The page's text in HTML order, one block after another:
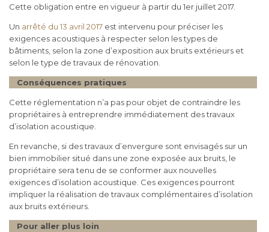
Cette obligation entre en vigueur à partir du 1er juillet 2017.
Un ​ arrêté du 13 avril 2017 est intervenu pour préciser les
exigences acoustiques à respecter selon les types de
bâtiments, selon la zone d’exposition aux bruits extérieurs et
selon le type de travaux de rénovation.
Conséquences pratiques
Cette réglementation n’a pas pour objet de contraindre les
propriétaires à entreprendre immédiatement des travaux
d’isolation acoustique.
En revanche, si des travaux d’envergure sont envisagés sur un
bien immobilier situé dans une zone exposée aux bruits, le
propriétaire sera tenu de se conformer aux nouvelles
exigences d’isolation acoustique. Ces exigences pourront
impliquer la réalisation de travaux complémentaires d’isolation
aux bruits extérieurs.
Pour aller plus loin